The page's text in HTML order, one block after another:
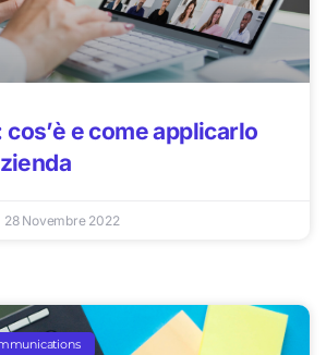
e come applicarlo
28 Novembre 2022